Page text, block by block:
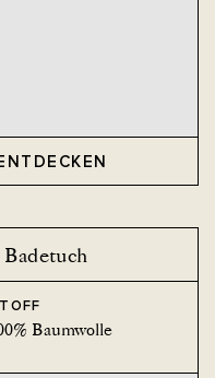
Baumwolle